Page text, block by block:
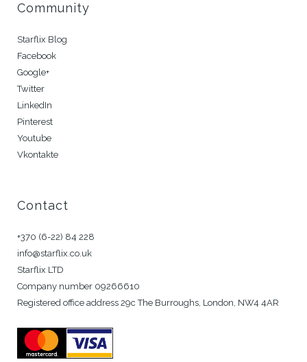
Community
Starflix Blog
Facebook
Google+
Twitter
LinkedIn
Pinterest
Youtube
Vkontakte
Contact
+370 (6-22) 84 228
info@starflix.co.uk
Starflix LTD
Company number 09266610
Registered office address 29c The Burroughs, London, NW4 4AR